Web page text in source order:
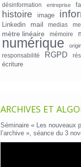
désinformation
entreprise
histoire image
Linkedin mail medias
mètre linéaire mémoire
numérique
responsabilité RGPD
écriture
ARCHIVES ET
Séminaire « Les nouveaux
l’archive », séance du 3